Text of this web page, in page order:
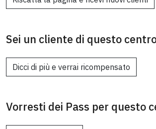
Sei un cliente di questo
Dicci di più e verrai ricompensato
Vorresti dei Pass per questo